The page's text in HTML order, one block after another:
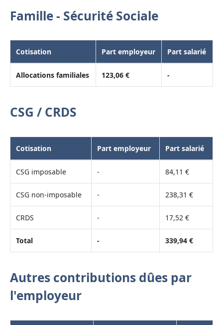
Famille - Sécurité Sociale
Cotisation Part employeur Part salarié
Allocations familiales 123,06 € -
CSG / CRDS
Cotisation Part employeur Part salarié
CSG imposable - 84,11 €
CSG non-imposable - 238,31 €
CRDS - 17,52 €
Total - 339,94 €
Autres contributions dûes par
l'employeur